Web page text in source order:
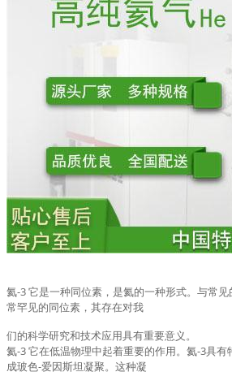
氦-3 它是一种同位素，是氦的一种形式。与常
常罕见的同位素，其存在对我
们的科学研究和技术应用具有重要意义。
氦-3 它在低温物理中起着重要的作用。氦-3具
成玻色-爱因斯坦凝聚。这种凝